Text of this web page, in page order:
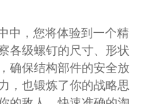
中，您将体验到一个精
各级螺钉的尺寸、形状
确保结构部件的安全放
，也锻炼了你的战略思